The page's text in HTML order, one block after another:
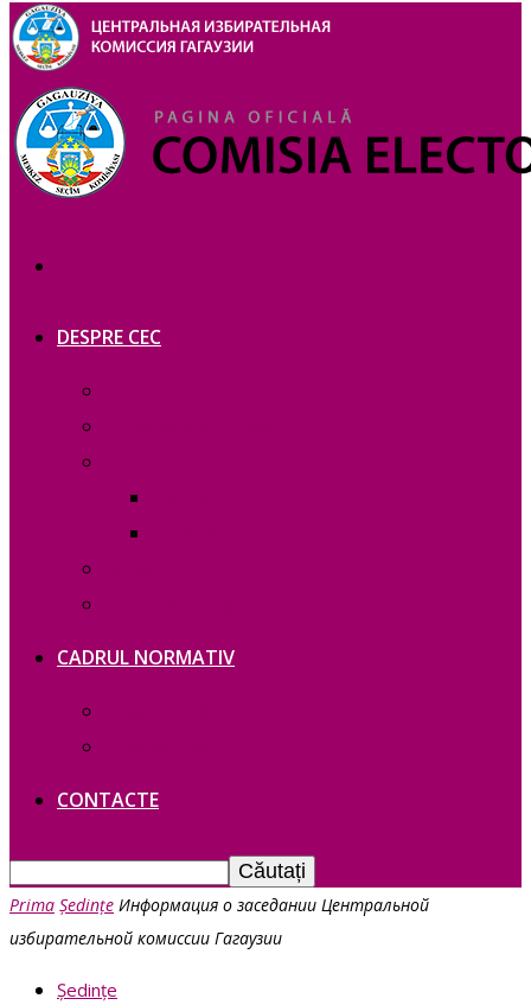
DESPRE CEC
CADRUL NORMATIV
CONTACTE
Prima Ședințe Информация о заседании Центральной
избирательной комиссии Гагаузии
Ședințe